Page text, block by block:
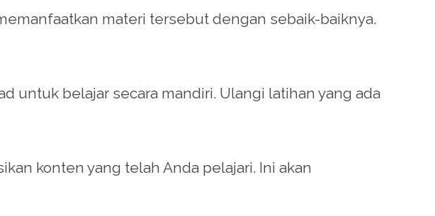
materi tersebut dengan sebaik-baiknya.
untuk belajar secara mandiri. Ulangi latihan yang ada
konten yang telah Anda pelajari. Ini akan